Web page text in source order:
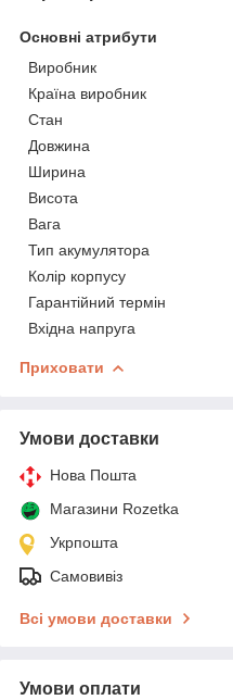
Основні атрибути
Виробник
Країна виробник
Стан
Довжина
Ширина
Висота
Вага
Тип акумулятора
Колір корпусу
Гарантійний термін
Вхідна напруга
Приховати
Умови доставки
Нова Пошта
Магазини Rozetka
Укрпошта
Самовивіз
Всі умови доставки
Умови оплати